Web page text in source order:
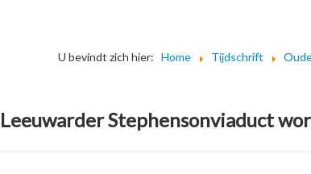
U bevindt zich hier: Home Tijdschrift
Leeuwarder Stephensonviaduct